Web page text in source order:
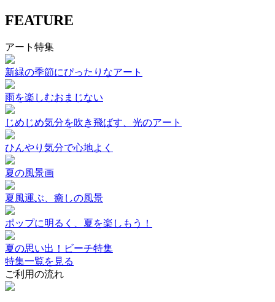
FEATURE
アート特集
新緑の季節にぴったりなアート
雨を楽しむおまじない
じめじめ気分を吹き飛ばす、光のアート
ひんやり気分で心地よく
夏の風景画
夏風運ぶ、癒しの風景
ポップに明るく、夏を楽しもう！
夏の思い出！ビーチ特集
特集一覧を見る
ご利用の流れ